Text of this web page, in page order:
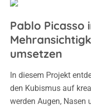
Pablo Picasso
umsetzen
In diesem Projekt
den Kubismus auf
werden Augen, Nasen